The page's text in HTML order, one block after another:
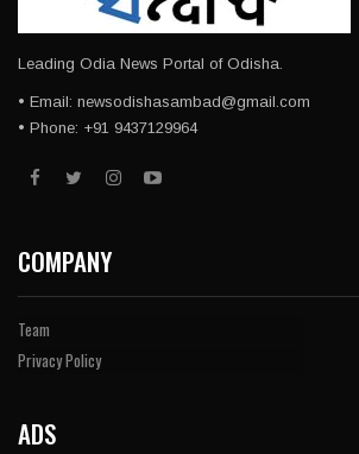
Leading Odia News Portal of Odisha.
• Email: newsodishasambad@gmail.com
• Phone: +91 9437129964
COMPANY
Team
Privacy Policy
ADS